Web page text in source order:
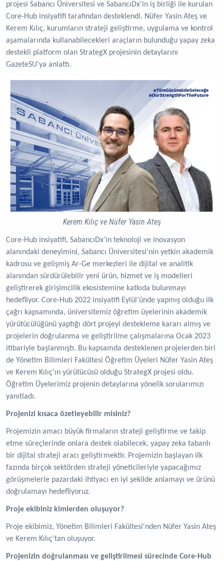
projesi Sabancı Üniversitesi ve SabancıDx'in iş birliği ile kurulan
Core-Hub insiyatifi tarafından desteklendi. Nüfer Yasin Ateş ve
Kerem Kılıç, kurumların strateji geliştirme, uygulama ve kontrol
aşamalarında kullanabilecekleri araçların bulunduğu yapay zeka
destekli platform olan StrategX projesinin detaylarını
GazeteSU’ya anlattı.
Kerem Kılıç ve Nüfer Yasin Ateş
Core-Hub insiyatifi, SabancıDx'in teknoloji ve inovasyon
alanındaki deneyimini, Sabancı Üniversitesi'nin yetkin akademik
kadrosu ve gelişmiş Ar-Ge merkezleri ile dijital ve analitik
alanından sürdürülebilir yeni ürün, hizmet ve iş modelleri
geliştirerek girişimcilik ekosistemine katkıda bulunmayı
hedefliyor. Core-Hub 2022 insiyatifi Eylül’ünde yapmış olduğu ilk
çağrı kapsamında, üniversitemiz öğretim üyelerinin akademik
yürütücülüğünü yaptığı dört projeyi destekleme kararı almış ve
projelerin doğrulanma ve geliştirilme çalışmalarına Ocak 2023
itibariyle başlanmıştı. Bu kapsamda desteklenen projelerden biri
de Yönetim Bilimleri Fakültesi Öğretim Üyeleri Nüfer Yasin Ateş
ve Kerem Kılıç’ın yürütücüsü olduğu StrategX projesi oldu.
Öğretim Üyelerimiz projenin detaylarına yönelik sorularımızı
yanıtladı.
Projenizi kısaca özetleyebilir misiniz?
Projemizin amacı büyük firmaların strateji geliştirme ve takip
etme süreçlerinde onlara destek olabilecek, yapay zeka tabanlı
bir dijital strateji aracı geliştirmektir. Projemizin başlayan ilk
fazında birçok sektörden strateji yöneticileriyle yapacağımız
görüşmelerle pazardaki ihtiyacı en iyi şekilde anlamayı ve ürünü
doğrulamayı hedefliyoruz.
Proje ekibiniz kimlerden oluşuyor?
Proje ekibimiz, Yönetim Bilimleri Fakültesi'nden Nüfer Yasin Ateş
ve Kerem Kılıç'tan oluşuyor.
Projenizin doğrulanması ve geliştirilmesi sürecinde Core-Hub